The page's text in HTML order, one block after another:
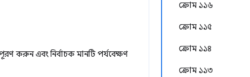
ক্রোম ১১৬
ক্রোম ১১৫
ক্রোম ১১৪
ক্রোম ১১৩
করুন এবং নির্বাচক মানটি পর্যবেক্ষণ